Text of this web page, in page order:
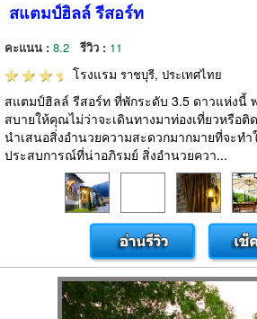
สแตมป์ฮิลล์ รีสอร์ท
คะแนน : 8.2 รีวิว : 11
โรงแรม ราชบุรี, ประเทศไทย
สแตมป์ฮิลล์ รีสอร์ท ที่พักระดับ 3.5 ดาวแห่งนี้
สบายให้คุณไม่ว่าจะเดินทางมาท่องเที่ยวหรือ
นำเสนอสิ่งอำนวยความสะดวกมากมายที่จะท
ประสบการณ์ที่น่าอภิรมย์ สิ่งอำนวยควา...